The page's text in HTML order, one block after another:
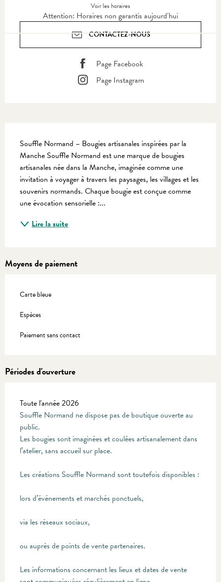
Voir les horaires
Attention: Horaires non garantis aujourd'hui
CONTACTEZ-NOUS
Page Facebook
Page Instagram
Souffle Normand – Bougies artisanales inspirées par la
Manche Souffle Normand est une marque de bougies
artisanales née dans la Manche, imaginée comme une
invitation à voyager à travers les paysages, les villages et les
souvenirs normands. Chaque bougie est conçue comme
une évocation sensorielle :...
Lire la suite
Moyens de paiement
Carte bleue
Espèces
Paiement sans contact
Périodes d'ouverture
Toute l'année 2026
Souffle Normand ne dispose pas de boutique ouverte au
public.
Les bougies sont imaginées et coulées artisanalement dans
l’atelier, sans accueil sur place.
Les créations Souffle Normand sont toutefois disponibles :
lors d’événements et marchés ponctuels,
via les réseaux sociaux,
ou auprès de points de vente partenaires.
Les informations concernant les lieux et dates de vente